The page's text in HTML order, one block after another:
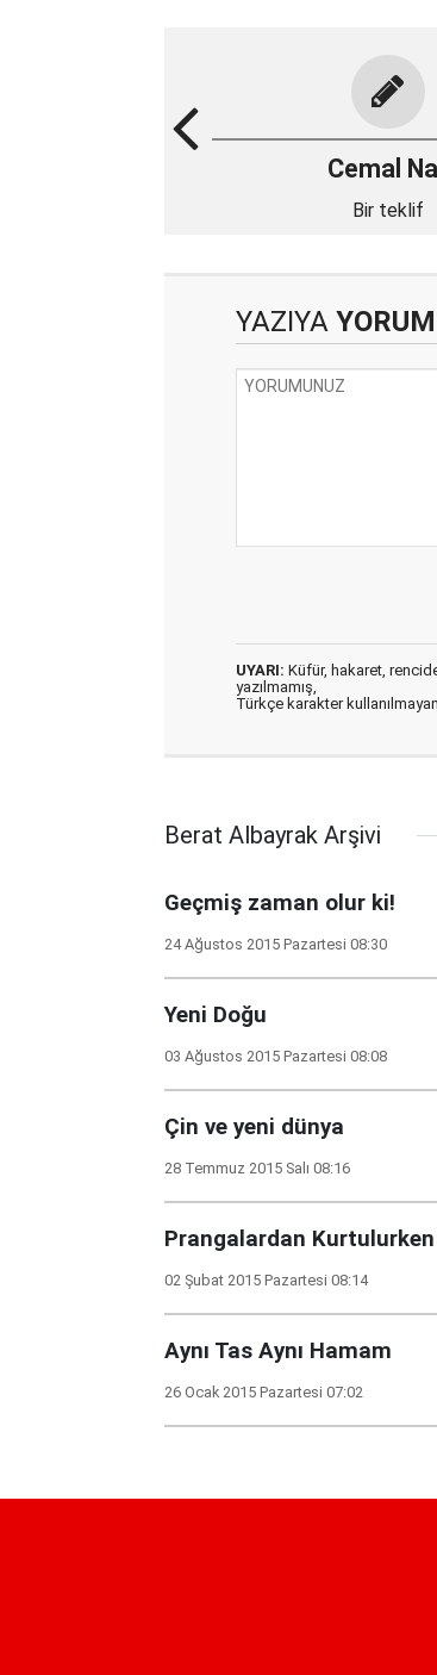
Cemal
Bir teklif
YAZIYA
UYARI: Küfür, hakaret,
yazılmamış,
Türkçe karakter
Berat Albayrak Arşivi
Geçmiş zaman olur ki!
24 Ağustos 2015 Pazartesi 08:30
Yeni Doğu
03 Ağustos 2015 Pazartesi 08:08
Çin ve yeni dünya
28 Temmuz 2015 Salı 08:16
Prangalardan Kurtulurken
02 Şubat 2015 Pazartesi 08:14
Aynı Tas Aynı Hamam
26 Ocak 2015 Pazartesi 07:02